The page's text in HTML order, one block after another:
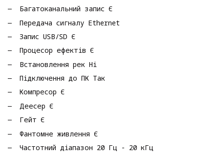
Багатоканальний запис Є
Передача сигналу Ethernet
Запис USB/SD Є
Процесор ефектів Є
Встановлення рек Ні
Підключення до ПК Так
Компресор Є
Деесер Є
Гейт Є
Фантомне живлення Є
Частотний діапазон 20 Гц - 20 кГц